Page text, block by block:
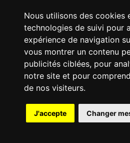
Nous utilisons des cookies
technologies de suivi pour
expérience de navigation
vous montrer un contenu
publicités ciblées, pour
notre site et pour
de nos visiteurs.
J'accepte Changer
{{ID:MACHINULA100}} ---CACHE---
© 2003-2029 - Tous droits réservés -